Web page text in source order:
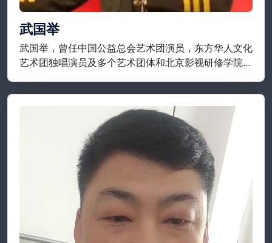
武国举
武国举，曾任中国公益总会艺术团演员，东方华人文化
艺术团独唱演员及多个艺术团体和北京影视研修学院等
友艺术团特聘独唱演员，享誉实力派歌唱家一级演员；